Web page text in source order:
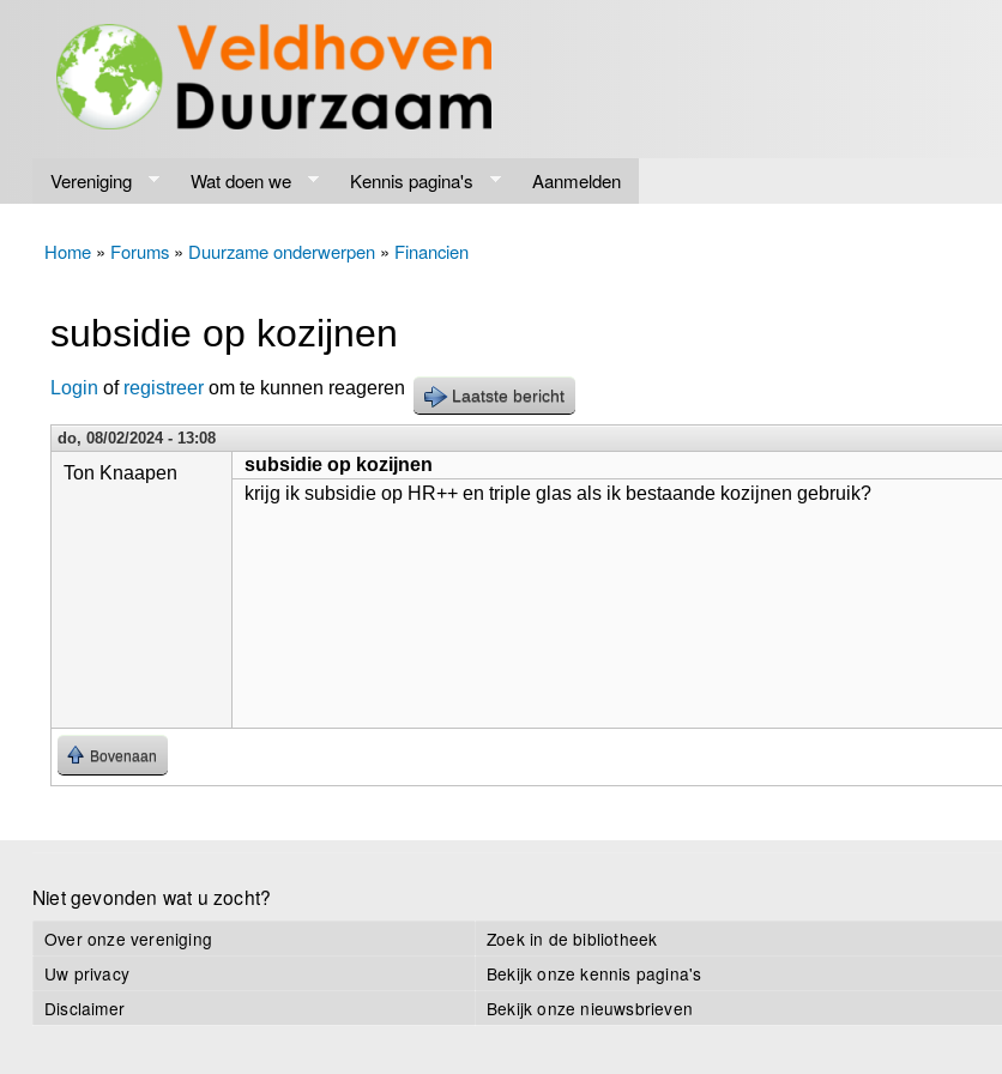
Veldhoven
Duurzaam
Energiek
naar de
toekomst
Vereniging Wat doen we Kennis pagina's Aanmelden
U bent hier
Home » Forums » Duurzame onderwerpen » Financien
subsidie op kozijnen
Login of registreer om te kunnen reageren Laatste bericht
do, 08/02/2024 - 13:08
Ton Knaapen
subsidie op kozijnen
krijg ik subsidie op HR++ en triple glas als ik bestaande kozijnen gebruik?
Bovenaan
Niet gevonden wat u zocht?
Over onze vereniging Zoek in de bibliotheek
Uw privacy
Bekijk onze kennis pagina's
Disclaimer
Bekijk onze nieuwsbrieven